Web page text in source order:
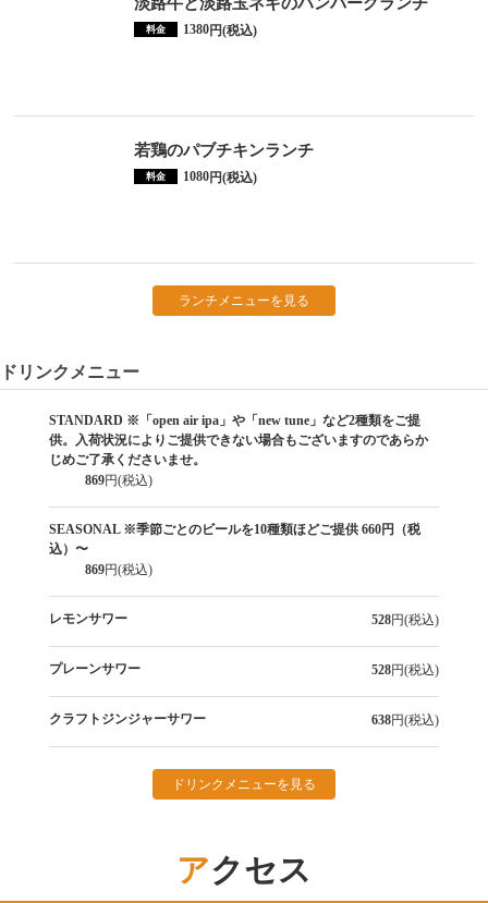
料金 1380円(税込)
若鶏のパブチキンランチ
料金 1080円(税込)
ランチメニューを見る
ドリンクメニュー
STANDARD ※「open air ipa」や「new tune」など2種類をご提
供。入荷状況によりご提供できない場合もございますのであらか
じめご了承くださいませ。
869円(税込)
SEASONAL ※季節ごとのビールを10種類ほどご提供 660円（税
込）〜
869円(税込)
レモンサワー 528円(税込)
プレーンサワー 528円(税込)
クラフトジンジャーサワー 638円(税込)
ドリンクメニューを見る
アクセス